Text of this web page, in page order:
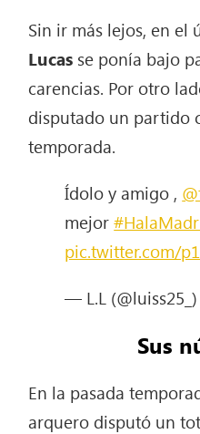
Sin ir más lejos, en el
Lucas se ponía bajo
carencias. Por otro
disputado un partido
temporada.
Ídolo y amigo ,
mejor
pic.twitter.com/
— L.L
Sus
En la pasada
arquero disputó un